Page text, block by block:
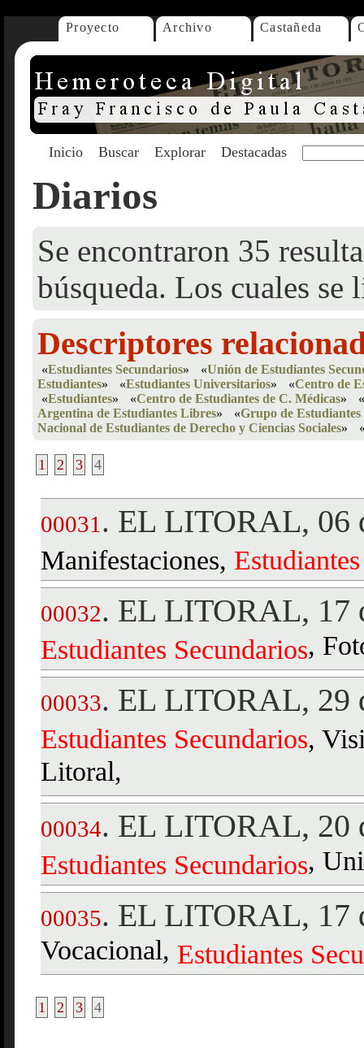
Proyecto Archivo Castañeda
Inicio Buscar Explorar Destacadas
Diarios
Se encontraron 35
búsqueda. Los cuales se
Descriptores
«Estudiantes Secundarios» «Unión de Estudiantes
Estudiantes» «Estudiantes Universitarios» «Centro de
«Estudiantes» «Centro de Estudiantes de C. Médicas»
«
Argentina de Estudiantes Libres» «Grupo de
Nacional de Estudiantes de Derecho y Ciencias Sociales»
1 2 3 4
00031 . EL LITORAL, 06
Manifestaciones, Estudiantes
00032. EL LITORAL, 17
Estudiantes Secundarios,
00033. EL LITORAL, 29
Estudiantes Secundarios,
Litoral,
00034. EL LITORAL, 20
Estudiantes Secundarios,
00035. EL LITORAL, 17
Vocacional, Estudiantes
1 2 3 4